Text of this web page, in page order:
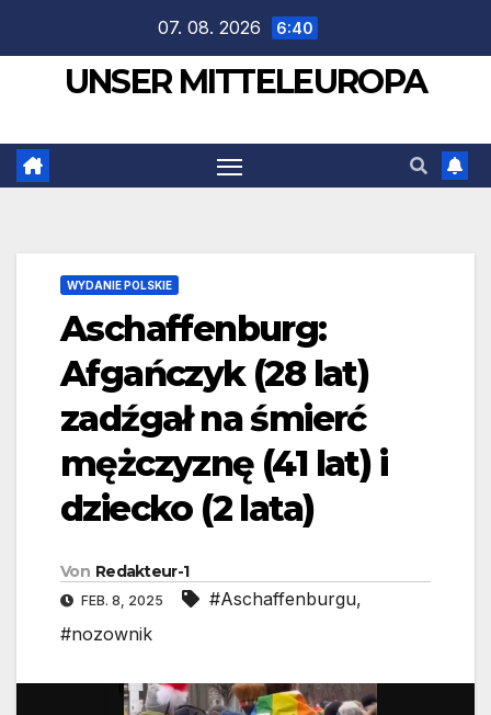
springen
07. 08. 2026 6:40
UNSER MITTELEUROPA
WYDANIE POLSKIE
Aschaffenburg:
Afgańczyk (28 lat)
zadźgał na śmierć
mężczyznę (41 lat) i
dziecko (2 lata)
Von Redakteur-1
FEB. 8, 2025 #Aschaffenburgu,
#nozownik